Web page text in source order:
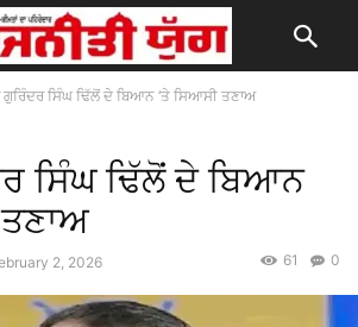
ਗੁਰਿੰਦਰ ਸਿੰਘ ਢਿੱਲੋਂ ਦੇ ਬਿਆਨ ‘ਤੇ ਸਿਆਸੀ ਤਣਾਅ
ਸਿੰਘ ਢਿੱਲੋਂ ਦੇ ਬਿਆਨ
2, 2026 0
61